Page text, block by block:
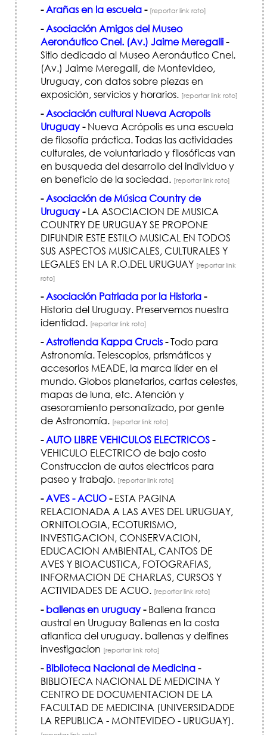
-Arañas en la escuela- [reportar link roto]
-Asociación Amigos del Museo
Aeronáutico Cnel. (Av.) Jaime Meregalli-
Sitio dedicado al Museo Aeronáutico Cnel.
(Av.) Jaime Meregalli, de Montevideo,
Uruguay, con datos sobre piezas en
exposición, servicios y horarios. [reportar link roto]
-Asociación cultural Nueva Acropolis
Uruguay-Nueva Acrópolis es una escuela
de filosofía práctica. Todas las actividades
culturales, de voluntariado y filosóficas van
en busqueda del desarrollo del individuo y
en beneficio de la sociedad. [reportar link roto]
-Asociación de Música Country de
Uruguay-LA ASOCIACION DE MUSICA
COUNTRY DE URUGUAY SE PROPONE
DIFUNDIR ESTE ESTILO MUSICAL EN TODOS
SUS ASPECTOS MUSICALES, CULTURALES Y
LEGALES EN LA R.O.DEL URUGUAY [reportar link
roto]
-Asociación Patriada por la Historia-
Historia del Uruguay. Preservemos nuestra
identidad. [reportar link roto]
-Astrotienda Kappa Crucis-Todo para
Astronomía. Telescopios, prismáticos y
accesorios MEADE, la marca líder en el
mundo. Globos planetarios, cartas celestes,
mapas de luna, etc. Atención y
asesoramiento personalizado, por gente
de Astronomía. [reportar link roto]
-AUTO LIBRE VEHICULOS ELECTRICOS-
VEHICULO ELECTRICO de bajo costo
Construccion de autos electricos para
paseo y trabajo. [reportar link roto]
-AVES - ACUO-ESTA PAGINA
RELACIONADA A LAS AVES DEL URUGUAY,
ORNITOLOGIA, ECOTURISMO,
INVESTIGACION, CONSERVACION,
EDUCACION AMBIENTAL, CANTOS DE
AVES Y BIOACUSTICA, FOTOGRAFIAS,
INFORMACION DE CHARLAS, CURSOS Y
ACTIVIDADES DE ACUO. [reportar link roto]
- ballenas en uruguay-Ballena franca
austral en Uruguay Ballenas en la costa
atlantica del uruguay. ballenas y delfines
investigacion [reportar link roto]
- Biblioteca Nacional de Medicina-
BIBLIOTECA NACIONAL DE MEDICINA Y
CENTRO DE DOCUMENTACION DE LA
FACULTAD DE MEDICINA (UNIVERSIDADDE
LA REPUBLICA - MONTEVIDEO - URUGUAY).